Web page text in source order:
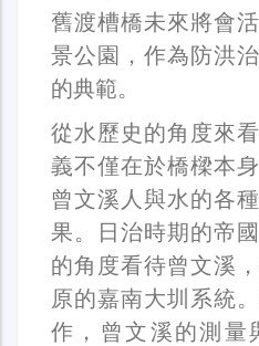
舊渡槽橋未來將會
景公園，作為防洪
的典範。
從水歷史的角度來
義不僅在於橋樑本
曾文溪人與水的各
果。日治時期的帝
的角度看待曾文溪
原的嘉南大圳系統
作，曾文溪的測量